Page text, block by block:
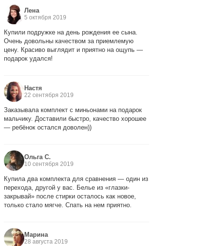
Лена
5 октября 2019
Купили подружке на день рождения ее сына.
Очень довольны качеством за приемлемую
цену. Красиво выглядит и приятно на ощупь —
подарок удался!
Настя
22 сентября 2019
Заказывала комплект с миньонами на подарок
мальчику. Доставили быстро, качество хорошее
— ребёнок остался доволен))
Ольга С.
10 сентября 2019
Купила два комплекта для сравнения — один из
перехода, другой у вас. Белье из «глазки-
закрывай» после стирки осталось как новое,
только стало мягче. Спать на нем приятно.
Марина
28 августа 2019